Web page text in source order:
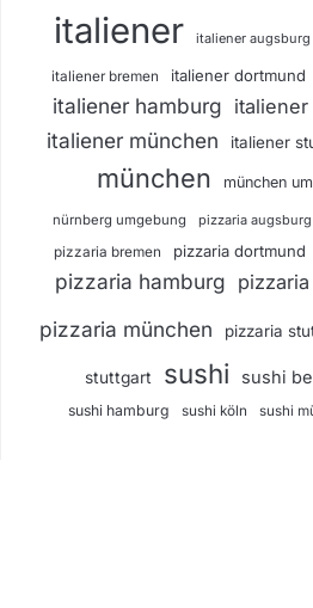
italiener italiener augsburg
italiener bremen italiener dortmund
italiener hamburg
italiener münchen italiener
münchen münchen
nürnberg umgebung pizzaria augsburg
pizzaria bremen pizzaria dortmund
pizzaria hamburg
pizzaria münchen pizzaria
stuttgart sushi sushi
sushi hamburg sushi köln sushi